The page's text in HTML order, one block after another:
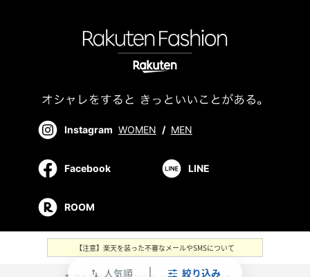
swap_vert 人気順 絞り込み
Instagram WOMEN / MEN
Facebook LINE
ROOM
【注意】楽天を装った不審なメールやSMSについて